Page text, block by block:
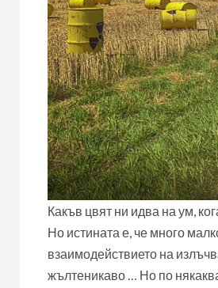
Какъв цвят ни идва на ум,
Но истината е, че много
взаимодействието на
жълтеникаво … Но по